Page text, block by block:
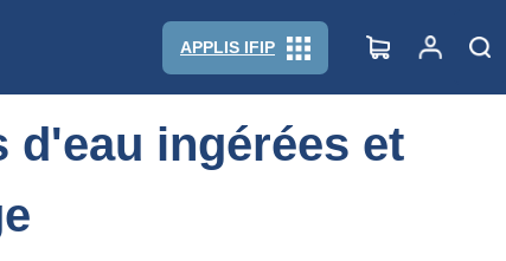
APPLIS IFIP
ingérées et